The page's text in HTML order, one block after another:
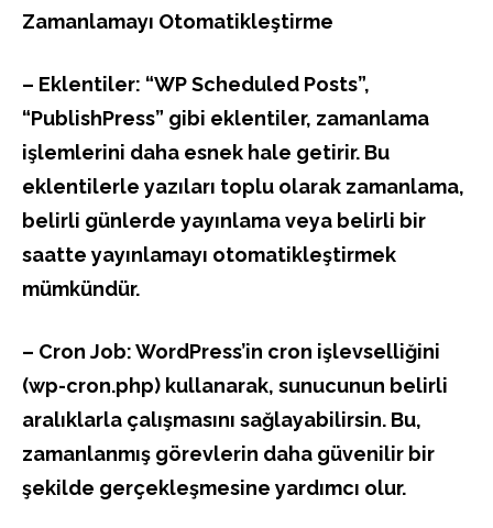
Zamanlamayı Otomatikleştirme
– Eklentiler: “WP Scheduled Posts”,
“PublishPress” gibi eklentiler, zamanlama
işlemlerini daha esnek hale getirir. Bu
eklentilerle yazıları toplu olarak zamanlama,
belirli günlerde yayınlama veya belirli bir
saatte yayınlamayı otomatikleştirmek
mümkündür.
– Cron Job: WordPress’in cron işlevselliğini
(wp-cron.php) kullanarak, sunucunun belirli
aralıklarla çalışmasını sağlayabilirsin. Bu,
zamanlanmış görevlerin daha güvenilir bir
şekilde gerçekleşmesine yardımcı olur.